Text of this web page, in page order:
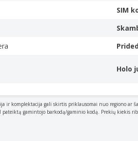
the screen. The brightness rating
HD).
its height. The native aspect
of the display and achieve
shown in native aspect ratio.
SIM
Holo
komplektacija gali skirtis priklausomai nuo regiono ar
gamintojo barkodą/gaminio kodą. Prekių kiekis